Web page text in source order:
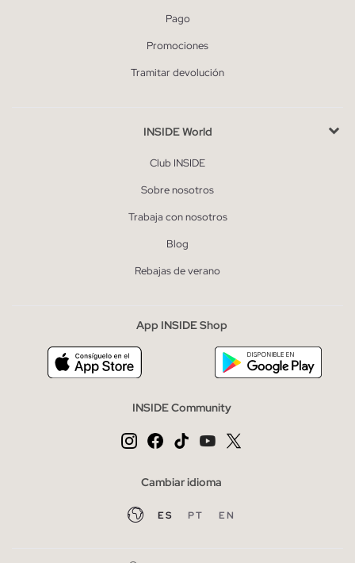
Pago
Promociones
Tramitar devolución
INSIDE World
Club INSIDE
Sobre nosotros
Trabaja con nosotros
Blog
Rebajas de verano
App INSIDE Shop
INSIDE Community
Cambiar idioma
ES PT EN